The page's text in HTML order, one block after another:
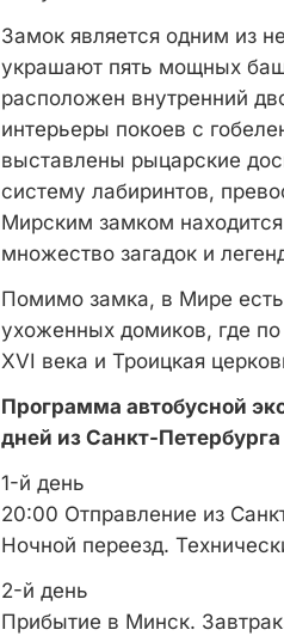
Замок является одним из
украшают пять мощных
расположен внутренний
интерьеры покоев с
выставлены рыцарские
систему лабиринтов,
Мирским замком
множество загадок и
Помимо замка, в Мире
ухоженных домиков, где
XVI века и Троицкая
Программа автобусной
дней из Санкт-Петербурга
1-й день
20:00 Отправление из
Ночной переезд.
2-й день
Прибытие в Минск.